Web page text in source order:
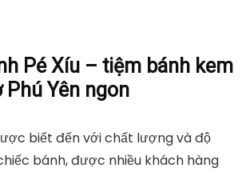
Pé Xíu – tiệm bánh kem
Yên ngon
biết đến với chất lượng và độ
bánh, được nhiều khách hàng